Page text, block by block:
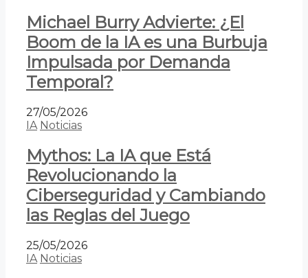
Michael Burry Advierte: ¿El
Boom de la IA es una Burbuja
Impulsada por Demanda
Temporal?
27/05/2026
IA Noticias
Mythos: La IA que Está
Revolucionando la
Ciberseguridad y Cambiando
las Reglas del Juego
25/05/2026
IA Noticias